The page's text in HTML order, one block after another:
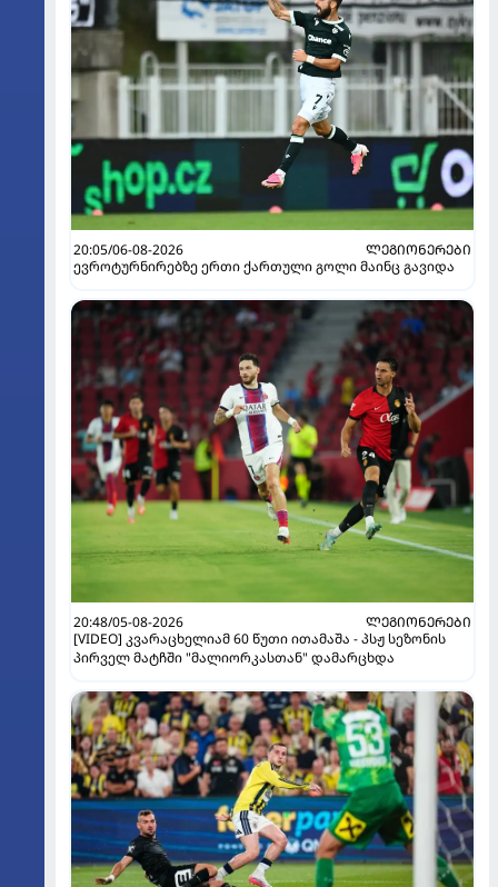
20:05/06-08-2026
ᲚᲔᲒᲘᲝᲜᲔᲠᲔᲑᲘ
ევროტურნირებზე ერთი ქართული გოლი მაინც გავიდა
20:48/05-08-2026
ᲚᲔᲒᲘᲝᲜᲔᲠᲔᲑᲘ
[VIDEO] კვარაცხელიამ 60 წუთი ითამაშა - პსჟ სეზონის
პირველ მატჩში "მალიორკასთან" დამარცხდა